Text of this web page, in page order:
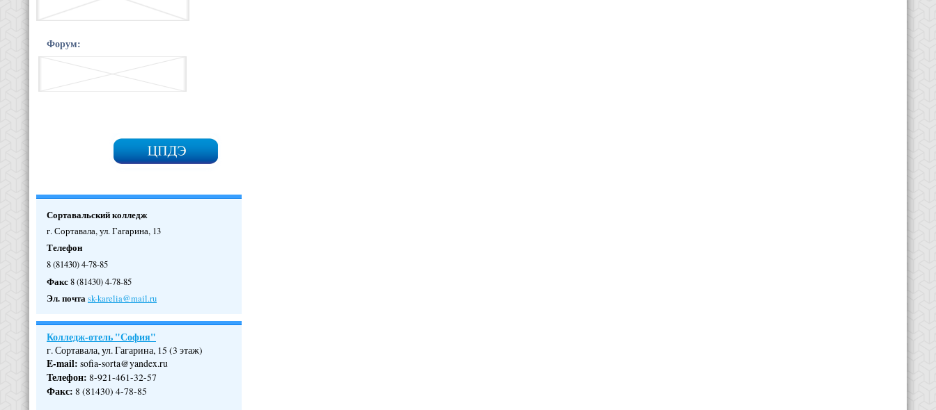
Форум:
Сортавальский колледж
г. Сортавала, ул. Гагарина, 13
Телефон
8 (81430) 4-78-85
Факс8 (81430) 4-78-85
Эл. почтаsk-karelia@mail.ru
Колледж-отель "София"
г. Сортавала, ул. Гагарина, 15 (3 этаж)
E-mail: sofia-sorta@yandex.ru
Телефон: 8-921-461-32-57
Факс: 8 (81430) 4-78-85